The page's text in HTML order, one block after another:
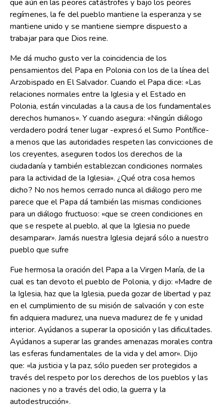
que aún en las peores catástrofes y bajo los peores
regímenes, la fe del pueblo mantiene la esperanza y se
mantiene unido y se mantiene siempre dispuesto a
trabajar para que Dios reine.
Me dá mucho gusto ver la coincidencia de los
pensamientos del Papa en Polonia con los de la línea del
Arzobispado en El Salvador. Cuando el Papa dice: «Las
relaciones normales entre la Iglesia y el Estado en
Polonia, están vinculadas a la causa de los fundamentales
derechos humanos». Y cuando asegura: «Ningún diálogo
verdadero podrá tener lugar -expresó el Sumo Pontífice-
a menos que las autoridades respeten las convicciones de
los creyentes, aseguren todos los derechos de la
ciudadanía y también establezcan condiciones normales
para la actividad de la Iglesia». ¿Qué otra cosa hemos
dicho? No nos hemos cerrado nunca al diálogo pero me
parece que el Papa dá también las mismas condiciones
para un diálogo fructuoso: «que se creen condiciones en
que se respete al pueblo, al que la Iglesia no puede
desamparar». Jamás nuestra Iglesia dejará sólo a nuestro
pueblo que sufre
Fue hermosa la oración del Papa a la Virgen María, de la
cual es tan devoto el pueblo de Polonia, y dijo: «Madre de
la Iglesia, haz que la Iglesia, pueda gozar de libertad y paz
en el cumplimiento de su misión de salvación y con este
fin adquiera madurez, una nueva madurez de fe y unidad
interior. Ayúdanos a superar la oposición y las dificultades.
Ayúdanos a superar las grandes amenazas morales contra
las esferas fundamentales de la vida y del amor». Dijo
que: «la justicia y la paz, sólo pueden ser protegidos a
través del respeto por los derechos de los pueblos y las
naciones y no a través del odio, la guerra y la
autodestrucción».